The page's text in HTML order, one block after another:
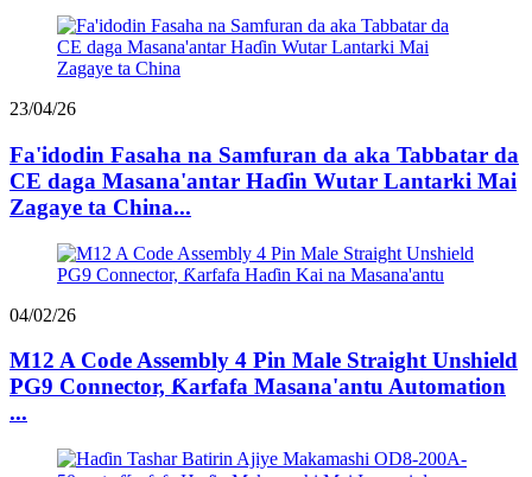
23/04/26
Fa'idodin Fasaha na Samfuran da aka Tabbatar da
CE daga Masana'antar Haɗin Wutar Lantarki Mai
Zagaye ta China...
04/02/26
M12 A Code Assembly 4 Pin Male Straight Unshield
PG9 Connector, Ƙarfafa Masana'antu Automation
...